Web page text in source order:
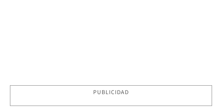
PUBLICIDAD